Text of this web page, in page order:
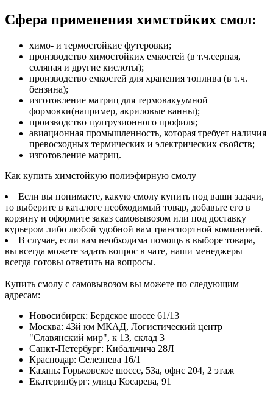
Сфера применения химстойких смол:
химо- и термостойкие футеровки;
производство химостойких емкостей (в т.ч.серная,
соляная и другие кислоты);
производство емкостей для хранения топлива (в т.ч.
бензина);
изготовление матриц для термовакуумной
формовки(например, акриловые ванны);
производство пултрузионного профиля;
авиационная промышленность, которая требует наличия
превосходных термических и электрических свойств;
изготовление матриц.
Как купить химстойкую полиэфирную смолу
Если вы понимаете, какую смолу купить под ваши задачи,
то выберите в каталоге необходимый товар, добавьте его в
корзину и оформите заказ самовывозом или под доставку
курьером либо любой удобной вам транспортной компанией.
В случае, если вам необходима помощь в выборе товара,
вы всегда можете задать вопрос в чате, наши менеджеры
всегда готовы ответить на вопросы.
Купить смолу с самовывозом вы можете по следующим
адресам:
Новосибирск: Бердское шоссе 61/13
Москва: 43й км МКАД, Логистический центр
"Славянский мир", к 13, склад 3
Санкт-Петербург: Кибальчича 28Л
Краснодар: Селезнева 16/1
Казань: Горьковское шоссе, 53а, офис 204, 2 этаж
Екатеринбург: улица Косарева, 91